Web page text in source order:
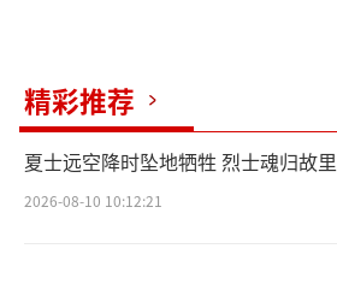
精彩推荐
夏士远空降时坠地牺牲 烈士魂归故里
2026-08-10 10:12:21